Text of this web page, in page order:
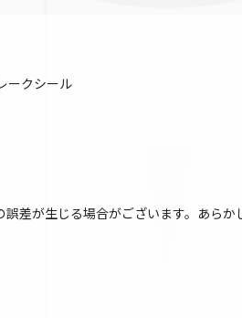
ークシール
差が生じる場合がございます。あらか